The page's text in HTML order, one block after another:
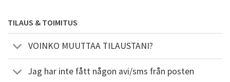
TILAUS & TOIMITUS
VOINKO MUUTTAA TILAUSTANI?
Jag har inte fått någon avi/sms från posten